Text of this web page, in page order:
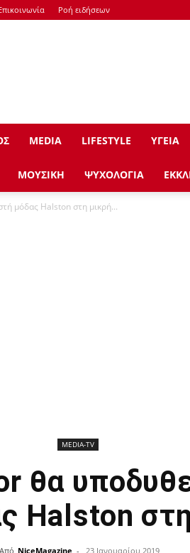
Ροή ειδήσεων
ΜEDIA LIFESTYLE ΥΓΕΙΑ
ΜΟΥΣΙΚΗ ΨΥΧΟΛΟΓΙΑ
μόδας Halston στη μικρή...
ΜEDIA-TV
θα
Halston
Από NiceMagazine - 23 Ιανουαρίου 2019